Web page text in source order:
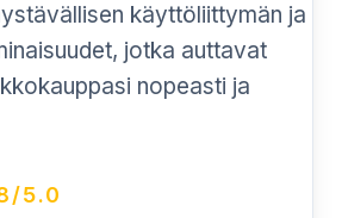
käyttöliittymän ja
jotka auttavat
nopeasti ja
5.0